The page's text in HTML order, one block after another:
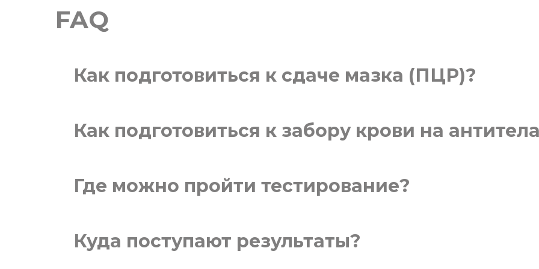
FAQ
Как подготовиться к сдаче мазка (ПЦР)?
Как подготовиться к забору крови на
Где можно пройти тестирование?
Куда поступают результаты?